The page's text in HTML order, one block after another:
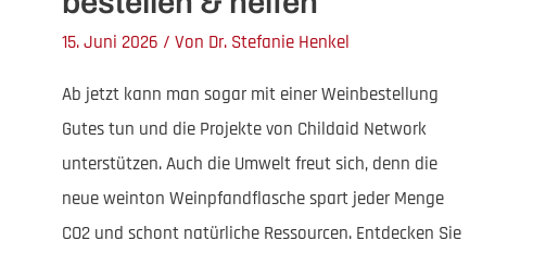
15. Juni 2026 / Von Dr. Stefanie Henkel
Ab jetzt kann man sogar mit einer Weinbestellung
Gutes tun und die Projekte von Childaid Network
unterstützen. Auch die Umwelt freut sich, denn die
neue weinton Weinpfandflasche spart jeder Menge
CO2 und schont natürliche Ressourcen. Entdecken Sie